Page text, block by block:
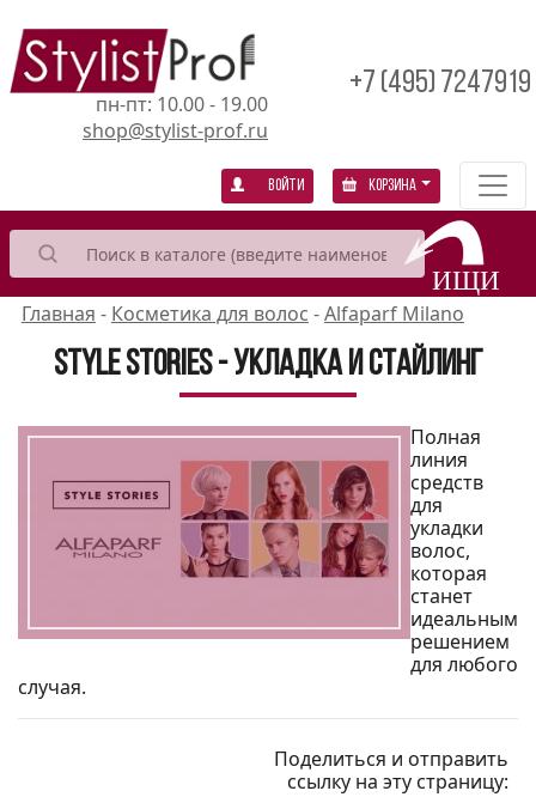
пн-пт: 10.00 - 19.00
shop@stylist-prof.ru
+7 (495) 7247919
Войти Корзина
Главная - Косметика для волос -Alfaparf Milano
Style Stories - укладка и стайлинг
Полная
линия
средств
для
укладки
волос,
которая
станет
идеальным
решением
для любого
случая.
Поделиться и отправить
ссылку на эту страницу: